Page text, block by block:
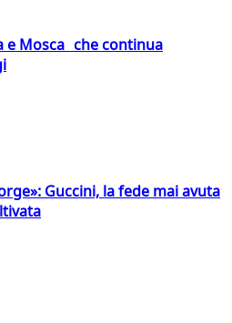
e Mosca che continua
Guccini, la fede mai avuta